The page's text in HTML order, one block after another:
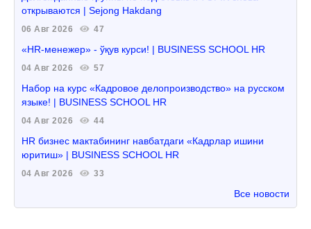
открываются | Sejong Hakdang
06 Авг 2026 47
«HR-менежер» - ўқув курси! | BUSINESS SCHOOL HR
04 Авг 2026 57
Набор на курс «Кадровое делопроизводство» на русском
языке! | BUSINESS SCHOOL HR
04 Авг 2026 44
HR бизнес мактабининг навбатдаги «Кадрлар ишини
юритиш» | BUSINESS SCHOOL HR
04 Авг 2026 33
Все новости